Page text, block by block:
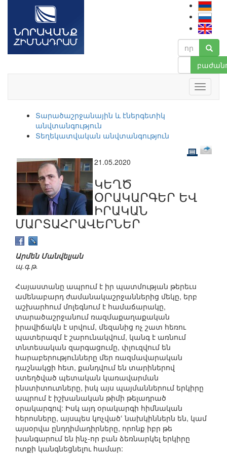
Տարածաշրջանային և էներգետիկ
անվտանգություն
Տեղեկատվական անվտանգություն
21.05.2020
ԿԵՂԾ
ՕՐԱԿԱՐԳԵՐ ԵՎ
ԻՐԱԿԱՆ
ՄԱՐՏԱՀՐԱՎԵՐՆԵՐ
Արմեն Մանվելյան
պ.գ.թ.
Հայաստանը ապրում է իր պատմության թերեւս
ամենաբարդ ժամանակաշրջաններից մեկը, երբ
աշխարհում մոլեգնում է համաճարակը,
տարածաշրջանում ռազմաքաղաքական
իրավիճակն է սրվում, մեզանից ոչ շատ հեռու
պատերազմ է շարունակվում, կանգ է առնում
տնտեսական զարգացումը, փլուզվում են
հարաբերությունները մեր ռազմավարական
դաշնակցի հետ, քանդվում են տարիներով
ստեղծված պետական կառավարման
ինստիտուտները, իսկ այս պայմաններում երկիրը
ապրում է իշխանական թիմի թելադրած
օրակարգով: Իսկ այդ օրակարգի հիմնական
հերոսները, այսպես կոչվածՙ նախկիններն են, կամ
այսօրվա ընդդիմադիրները, որոնք իբր թե
խանգարում են ինչ-որ բան ձեռնարկել երկիրը
ոտքի կանգնեցնելու համար: